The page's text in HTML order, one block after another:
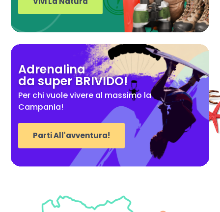
Adrenalina
da super BRIVIDO!
Per chi vuole vivere al massimo la
Campania!
Parti All'avventura!